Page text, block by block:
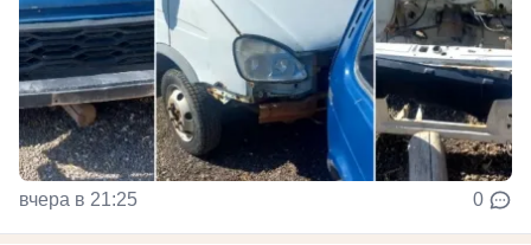
вчера в 21:25 0